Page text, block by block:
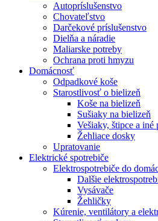
Autopríslušenstvo
Chovateľstvo
Darčekové príslušenstvo
Dielňa a náradie
Maliarske potreby
Ochrana proti hmyzu
Domácnosť
Odpadkové koše
Starostlivosť o bielizeň
Koše na bielizeň
Sušiaky na bielizeň
Vešiaky, štipce a iné
Žehliace dosky
Upratovanie
Elektrické spotrebiče
Elektrospotrebiče do
Dalšie
Vysávače
Žehličky
Kúrenie, ventilátory a